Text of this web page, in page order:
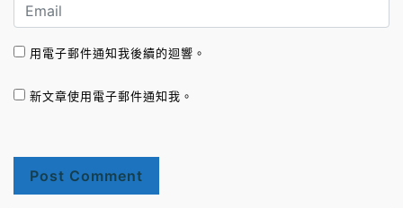
用電子郵件通知我後續的迴響。
新文章使用電子郵件通知我。